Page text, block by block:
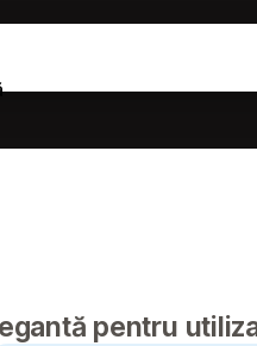
pentru